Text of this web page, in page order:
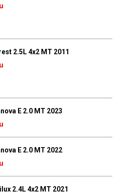
2.5L 4x2 MT 2011
E 2.0 MT 2023
E 2.0 MT 2022
2.4L 4x2 MT 2021